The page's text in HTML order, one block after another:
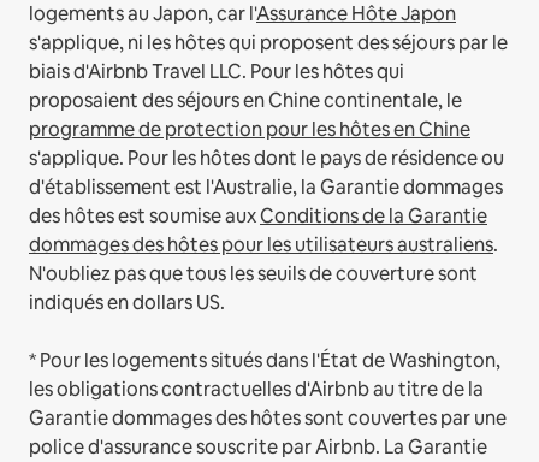
logements au Japon, car l'Assurance Hôte Japon
s'applique, ni les hôtes qui proposent des séjours par le
biais d'Airbnb Travel LLC. Pour les hôtes qui
proposaient des séjours en Chine continentale, le
programme de protection pour les hôtes en Chine
s'applique. Pour les hôtes dont le pays de résidence ou
d'établissement est l'Australie, la Garantie dommages
des hôtes est soumise auxConditions de la Garantie
dommages des hôtes pour les utilisateurs australiens.
N'oubliez pas que tous les seuils de couverture sont
indiqués en dollars US.
* Pour les logements situés dans l'État de Washington,
les obligations contractuelles d'Airbnb au titre de la
Garantie dommages des hôtes sont couvertes par une
police d'assurance souscrite par Airbnb. La Garantie